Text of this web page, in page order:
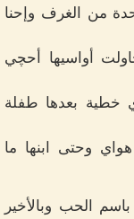
من الغرف وإحنا
أواسيها أحچي
بعدها طفلة
وحتى ابنها ما
الحب وبالأخير